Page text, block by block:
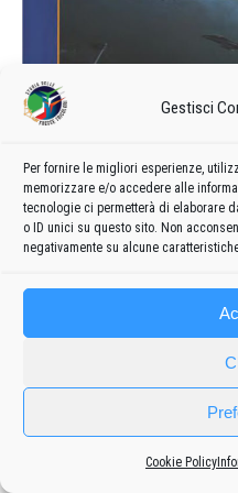
Gestisci
Per fornire le migliori esperienze,
memorizzare e/o accedere alle
tecnologie ci permetterà di elaborare
o ID unici su questo sito. Non
negativamente su alcune
Cookie Policy